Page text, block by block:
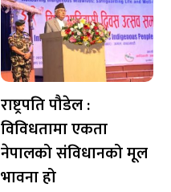
राष्ट्रपति पौडेल :
विविधतामा एकता
नेपालको संविधानको मूल
भावना हो